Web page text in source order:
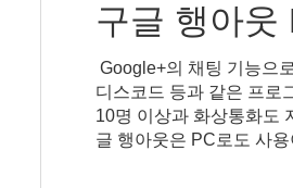
구글 행아웃
Google+의 채팅 기능으
디스코드 등과 같은 프로
10명 이상과 화상통화도
글 행아웃은 PC로도 사